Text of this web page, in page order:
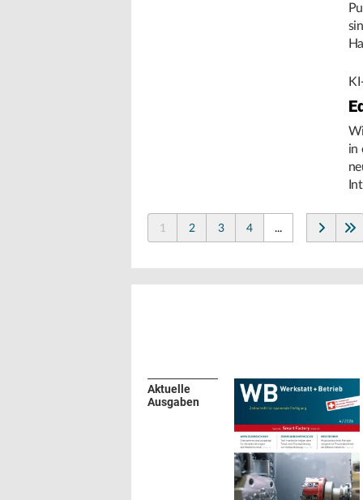
in
1 2 3 4 ...
Aktuelle
Ausgaben